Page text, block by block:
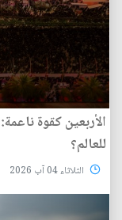
الأربعين كقوة
للعالم؟
الثلاثاء 04 آب 2026